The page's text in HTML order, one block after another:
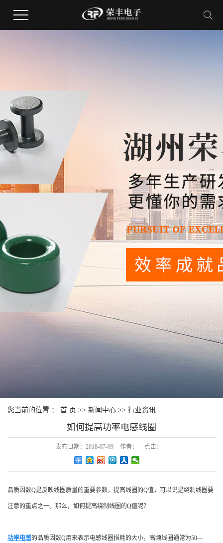
您当前的位置 ： 首 页 >> 新闻中心 >> 行业资讯
如何提高功率电感线圈
发布日期： 2018-07-09 作者： 点击：
品质因数Q是反映线圈质量的重要参数，提高线圈的Q值，可以说是绕制线圈要
注意的重点之一。那么，如何提高绕制线圈的Q值呢？
功率电感的品质因数Q用来表示电感线圈损耗的大小，高频线圈通常为50—